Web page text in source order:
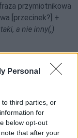
Personal
third parties, or
for
below opt-out
that after your
przymiotnikowa
[przecinek?] +
taki, a nie inny(,)
artykułów w
wyłącznie
.